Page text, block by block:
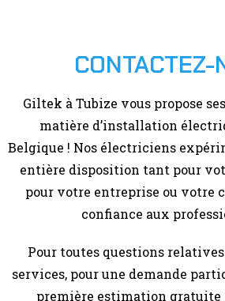
CONTACTEZ-
Giltek à Tubize vous propose
matière d’installation
Belgique ! Nos électriciens
entière disposition tant pour
pour votre entreprise ou votre
confiance aux
Pour toutes questions
services, pour une demande
première estimation gratuite